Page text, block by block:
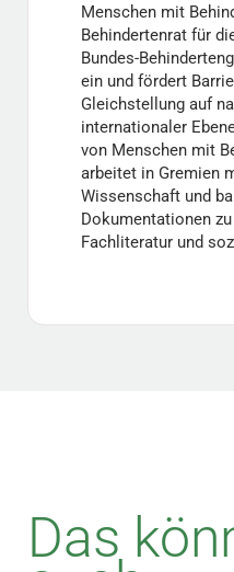
Menschen mit
Behindertenrat für
Bundes-
ein und fördert
Gleichstellung auf
internationaler
von Menschen mit
arbeitet in Gremien
Wissenschaft und
Dokumentationen
Fachliteratur und
Das